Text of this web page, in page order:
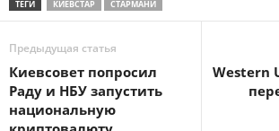
ТЕГИ КИЕВСТАР СТАРМАНИ
Предыдущая статья
Киевсовет попросил
Раду и НБУ запустить
национальную
Western